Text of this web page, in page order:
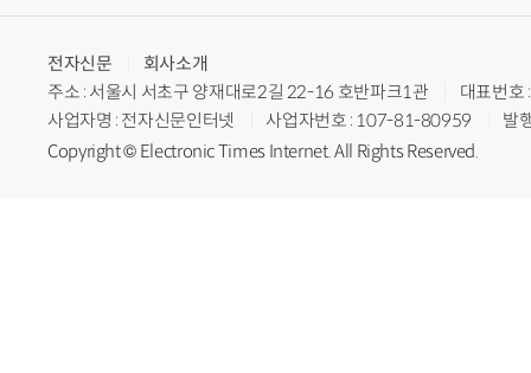
전자신문
회사소개
주소 : 서울시 서초구 양재대로2길 22-16 호반파크1관
대표번
사업자명 : 전자신문인터넷
사업자번호 : 107-81-80959
발
Copyright © Electronic Times Internet. All Rights Reserved.